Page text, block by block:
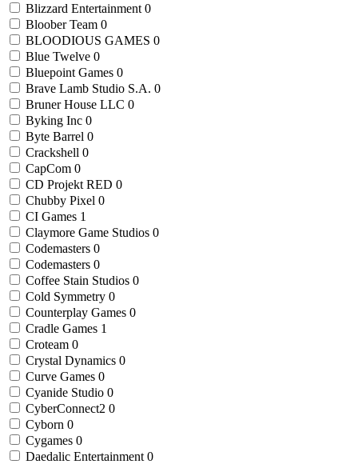
Blizzard Entertainment 0
Bloober Team 0
BLOODIOUS GAMES 0
Blue Twelve 0
Bluepoint Games 0
Brave Lamb Studio S.A. 0
Bruner House LLC 0
Byking Inc 0
Byte Barrel 0
Crackshell 0
CapCom 0
CD Projekt RED 0
Chubby Pixel 0
CI Games 1
Claymore Game Studios 0
Codemasters 0
Codemasters 0
Coffee Stain Studios 0
Cold Symmetry 0
Counterplay Games 0
Cradle Games 1
Croteam 0
Crystal Dynamics 0
Curve Games 0
Cyanide Studio 0
CyberConnect2 0
Cyborn 0
Cygames 0
Daedalic Entertainment 0